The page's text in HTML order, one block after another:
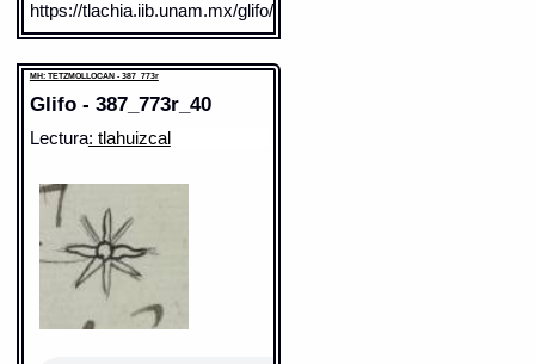
https://tlachia.iib.unam.mx/glifo/387_836r_43
MH: AZTAHUAYAN - 387_836r
MH: TETZMOLLOCAN - 387_773r
Glifo - 387_773r_40
Lectura: tlahuizcal